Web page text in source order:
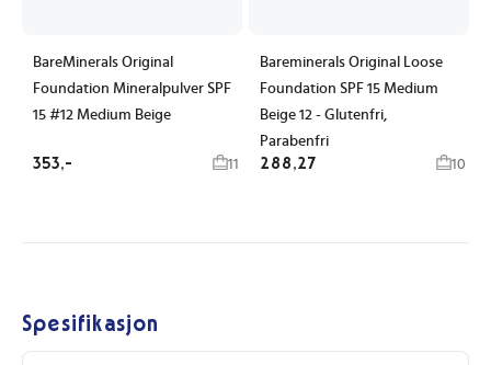
BareMinerals Original
Foundation Mineralpulver SPF
15 #12 Medium Beige
353,- 11
Bareminerals Original Loose
Foundation SPF 15 Medium
Beige 12 - Glutenfri,
Parabenfri
288,27 10
Spesifikasjon